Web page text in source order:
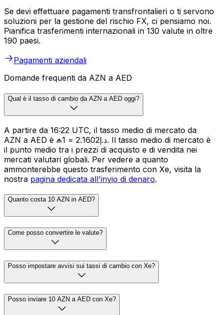
Se devi effettuare pagamenti transfrontalieri o ti servono
soluzioni per la gestione del rischio FX, ci pensiamo noi.
Pianifica trasferimenti internazionali in 130 valute in oltre
190 paesi.
Pagamenti aziendali
Domande frequenti da AZN a AED
Qual è il tasso di cambio da AZN a AED oggi?
A partire da 16:22 UTC, il tasso medio di mercato da
AZN a AED è ₼1 = د.إ2.1602. Il tasso medio di mercato è
il punto medio tra i prezzi di acquisto e di vendita nei
mercati valutari globali. Per vedere a quanto
ammonterebbe questo trasferimento con Xe, visita la
nostra pagina dedicata all'invio di denaro.
Quanto costa 10 AZN in AED?
Come posso convertire le valute?
Posso impostare avvisi sui tassi di cambio con Xe?
Posso inviare 10 AZN a AED con Xe?